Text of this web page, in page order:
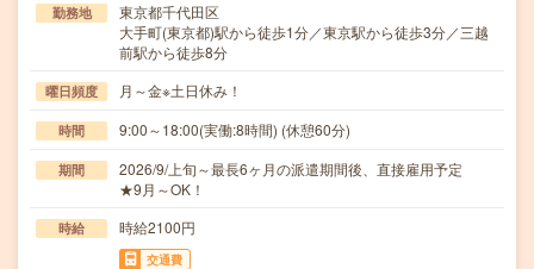
勤務地
東京都千代田区
大手町(東京都)駅から徒歩1分／東京駅から徒歩3分／三越
前駅から徒歩8分
曜日頻度 月～金※土日休み！
時間 9:00～18:00(実働:8時間) (休憩60分)
期間
2026/9/上旬～最長6ヶ月の派遣期間後、直接雇用予定
★9月～OK！
時給 時給2100円
交通費